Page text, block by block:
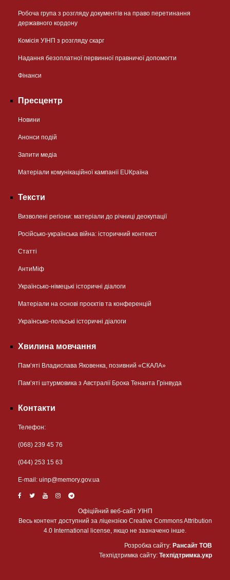
Робоча група з розгляду документів на право перетинання
державного кордону
Комісія УІНП з розгляду скарг
Надання безоплатної первинної правничої допомогти
Фінанси
Пресцентр
Новини
Анонси подій
Запити медіа
Матеріали комунікаційної кампанії EUКраїна
Тексти
Визволені регіони: матеріали до річниці деокупації
Російсько-українська війна: історичний контекст
Статті
АнтиМіф
Українсько-німецькі історичні діалоги
Матеріали на основі проєктів та конференцій
Українсько-польські історичні діалоги
Хвилина мовчання
Пам’яті Владислава Яковенка, позивний «СКАЛА»
Пам’яті штурмовика з Австралії Брока Тенанта Грінвуда
Контакти
Телефон:
(068) 239 45 76
(044) 253 15 63
Е-mail: uinp@memory.gov.ua
Офіційний веб-сайт УІНП
Весь контент доступний за ліцензією Creative Commons Attribution
4.0 International license, якщо не зазначено інше.
Розробка сайту: Рансайт ТОВ
Техпідтримка сайту: Техпідтримка.укр